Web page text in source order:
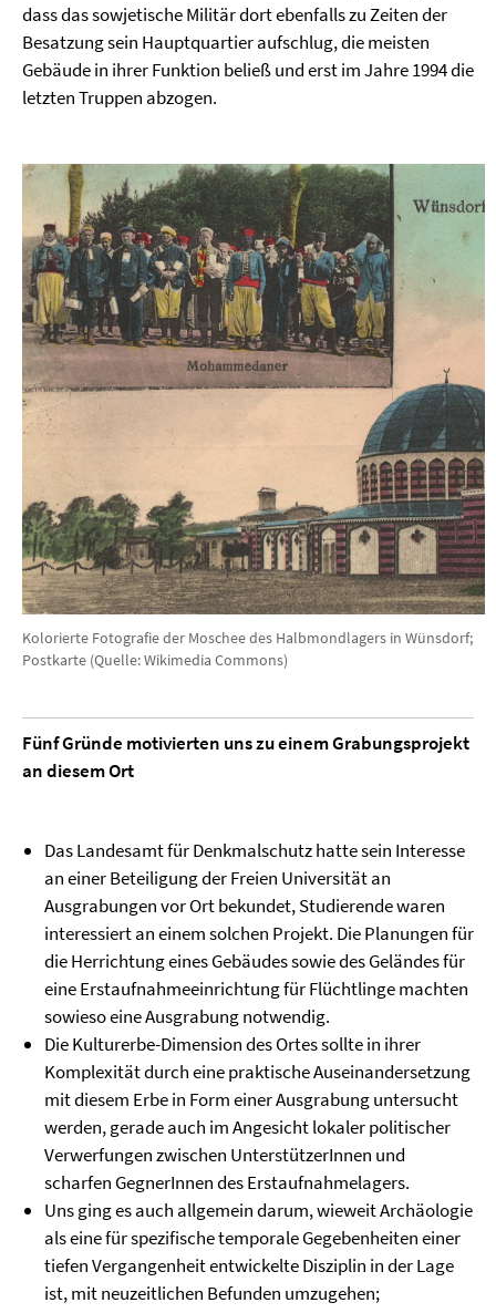
dass das sowjetische Militär dort ebenfalls zu Zeiten der
Besatzung sein Hauptquartier aufschlug, die meisten
Gebäude in ihrer Funktion beließ und erst im Jahre 1994 die
letzten Truppen abzogen.
Kolorierte Fotografie der Moschee des Halbmondlagers in Wünsdorf;
Postkarte (Quelle: Wikimedia Commons)
Fünf Gründe motivierten uns zu einem Grabungsprojekt
an diesem Ort
Das Landesamt für Denkmalschutz hatte sein Interesse
an einer Beteiligung der Freien Universität an
Ausgrabungen vor Ort bekundet, Studierende waren
interessiert an einem solchen Projekt. Die Planungen für
die Herrichtung eines Gebäudes sowie des Geländes für
eine Erstaufnahmeeinrichtung für Flüchtlinge machten
sowieso eine Ausgrabung notwendig.
Die Kulturerbe-Dimension des Ortes sollte in ihrer
Komplexität durch eine praktische Auseinandersetzung
mit diesem Erbe in Form einer Ausgrabung untersucht
werden, gerade auch im Angesicht lokaler politischer
Verwerfungen zwischen UnterstützerInnen und
scharfen GegnerInnen des Erstaufnahmelagers.
Uns ging es auch allgemein darum, wieweit Archäologie
als eine für spezifische temporale Gegebenheiten einer
tiefen Vergangenheit entwickelte Disziplin in der Lage
ist, mit neuzeitlichen Befunden umzugehen;